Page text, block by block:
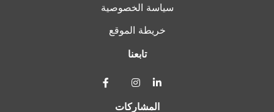
سياسة الخصوصية
خريطة الموقع
تابعنا
المشاركات